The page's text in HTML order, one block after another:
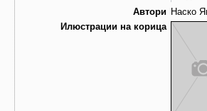
Автори Наско
Илюстрации на корица